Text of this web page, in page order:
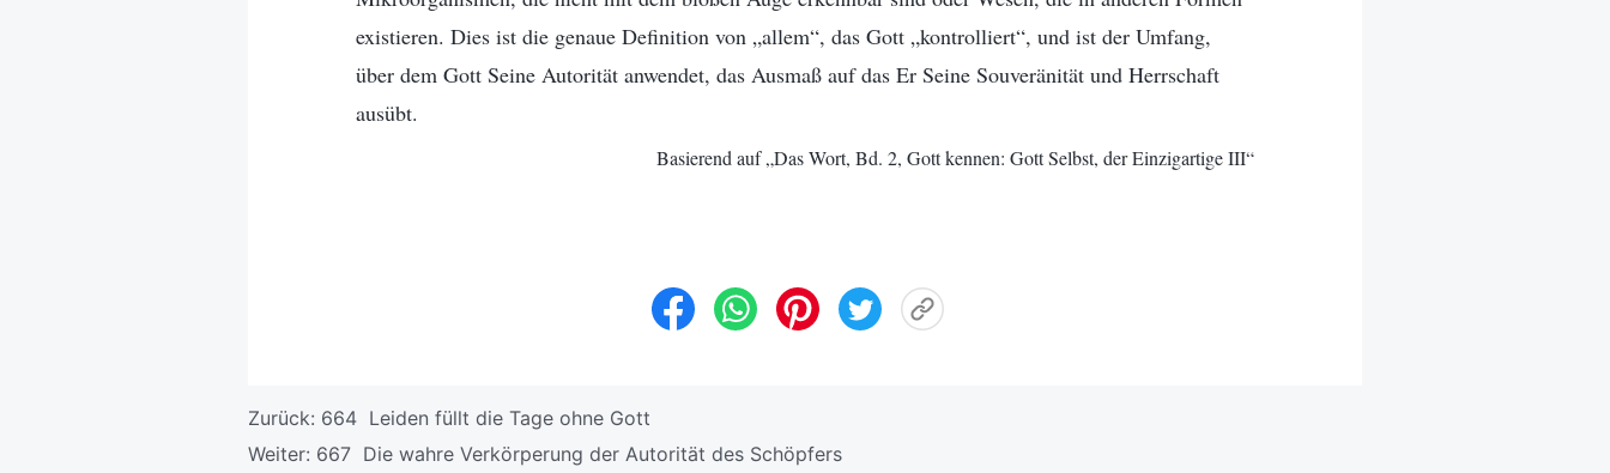
existieren. Dies ist die genaue Definition von „allem“, das Gott „kontrolliert“, und ist der Umfang,
über dem Gott Seine Autorität anwendet, das Ausmaß auf das Er Seine Souveränität und Herrschaft
ausübt.
Basierend auf „Das Wort, Bd. 2, Gott kennen: Gott Selbst, der Einzigartige III“
Zurück: 664 Leiden füllt die Tage ohne Gott
Weiter: 667 Die wahre Verkörperung der Autorität des Schöpfers